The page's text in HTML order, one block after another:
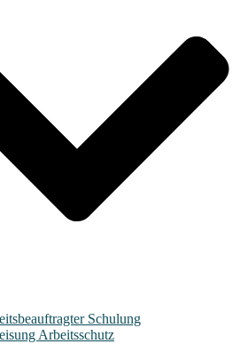
Schulung
Arbeitsschutz